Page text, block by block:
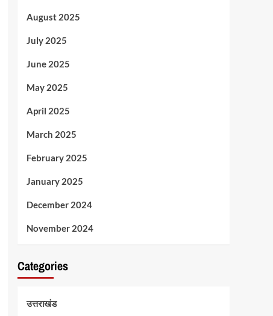
August 2025
July 2025
June 2025
May 2025
April 2025
March 2025
February 2025
January 2025
December 2024
November 2024
Categories
उत्तराखंड